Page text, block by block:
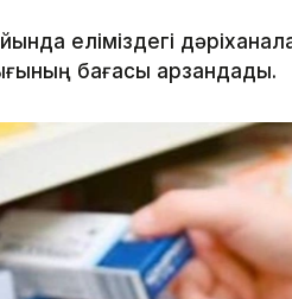
еліміздегі
бағасы арзандады.